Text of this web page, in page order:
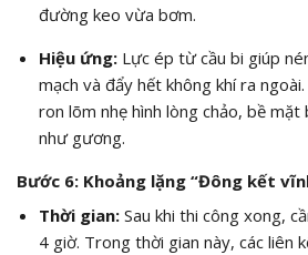
đường keo vừa bơm.
Hiệu ứng:Lực ép từ cầu bi giúp
mạch và đẩy hết không khí ra
ron lõm nhẹ hình lòng chảo, bề
như gương.
Bước 6: Khoảng lặng “Đông kết
Thời gian:Sau khi thi công xong,
4 giờ. Trong thời gian này, các liên